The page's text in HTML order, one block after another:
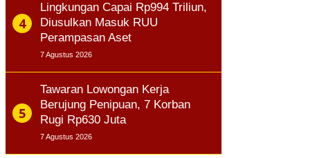
Lingkungan Capai Rp994 Triliun,
Diusulkan Masuk RUU
Perampasan Aset
7 Agustus 2026
Tawaran Lowongan Kerja
Berujung Penipuan, 7 Korban
Rugi Rp630 Juta
7 Agustus 2026